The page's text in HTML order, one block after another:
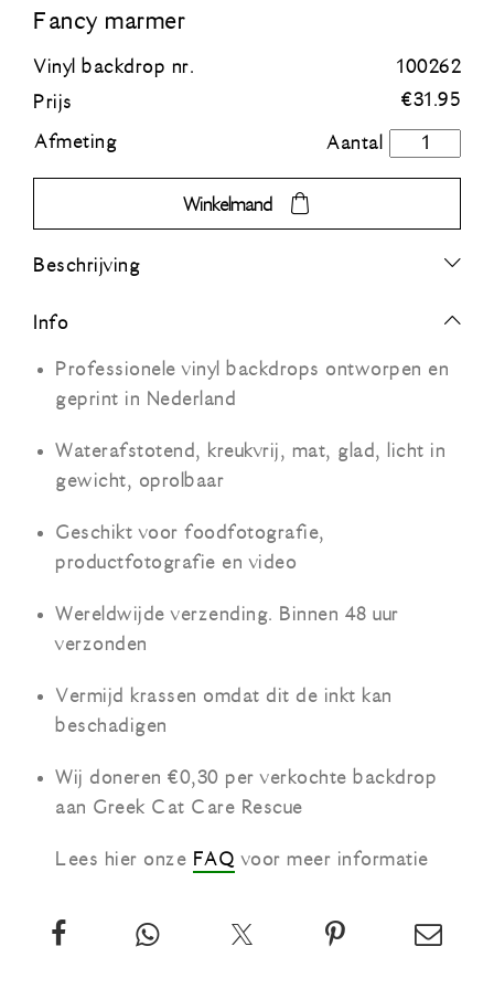
Oranje
Fancy marmer
Vinyl backdrop nr.
Prijs
100262
€31.95
Afmeting
Fancy
Winkelmand
Beschrijving
Info
Professionele vinyl backdrops ontworpen en
geprint in Nederland
Waterafstotend, kreukvrij, mat, glad, licht in
gewicht, oprolbaar
Geschikt voor foodfotografie,
productfotografie en video
Wereldwijde verzending. Binnen 48 uur
verzonden
Vermijd krassen omdat dit de inkt kan
beschadigen
Wij doneren €0,30 per verkochte backdrop
aan Greek Cat Care Rescue
Lees hier onze FAQ voor meer informatie